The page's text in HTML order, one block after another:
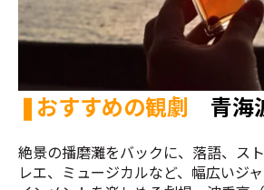
❚ おすすめの観劇 青
絶景の播磨灘をバックに、落語、ス
レエ、ミュージカルなど、幅広いジ